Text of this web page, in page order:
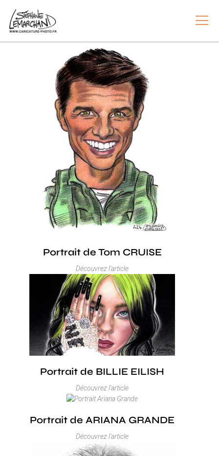
Portrait de Tom CRUISE
Découvrez l'article
Portrait de BILLIE EILISH
Découvrez l'article
Portrait de ARIANA GRANDE
Découvrez l'article